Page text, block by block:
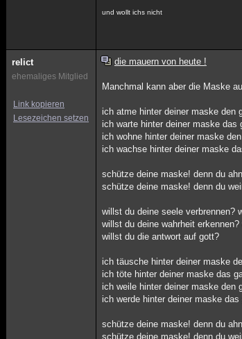
und wollt ichs nicht
relict
ehemaliges Mitglied
Link kopieren
Lesezeichen setzen
die mauern von heute !
Manchmal kann aber die Maske
ich atme hinter deiner maske den
ich warte hinter deiner maske das
ich wohne hinter deiner maske
ich wachse hinter deiner maske
schütze deine maske! denn du
schütze deine maske! denn du
willst du deine seele verbrennen?
willst du deine wahrheit
willst du die antwort auf gott?
ich täusche hinter deiner maske
ich töte hinter deiner maske das
ich weile hinter deiner maske den
ich werde hinter deiner maske
schütze deine maske! denn du
schütze deine maske! denn du